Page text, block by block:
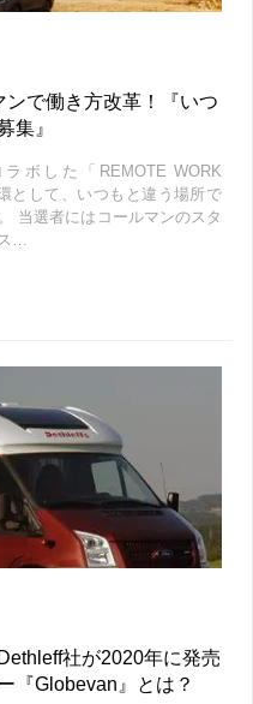
で働き方改革！『いつ
集』
ボした「REMOTE WORK
として、いつもと違う場所で
当選者にはコールマンのスタ
…
社が2020年に発売
『Globevan』とは？